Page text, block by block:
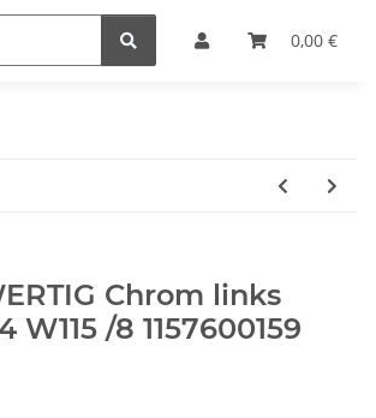
0,00 €
Chrom links
W115 /8 1157600159